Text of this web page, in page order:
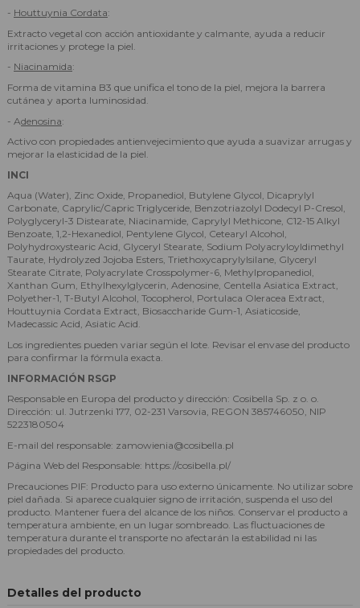
- Houttuynia Cordata:
Extracto vegetal con acción antioxidante y calmante, ayuda a reducir
irritaciones y protege la piel.
- Niacinamida:
Forma de vitamina B3 que unifica el tono de la piel, mejora la barrera
cutánea y aporta luminosidad.
- Adenosina:
Activo con propiedades antienvejecimiento que ayuda a suavizar arrugas y
mejorar la elasticidad de la piel.
INCI
Aqua (Water), Zinc Oxide, Propanediol, Butylene Glycol, Dicaprylyl
Carbonate, Caprylic/Capric Triglyceride, Benzotriazolyl Dodecyl P-Cresol,
Polyglyceryl-3 Distearate, Niacinamide, Caprylyl Methicone, C12-15 Alkyl
Benzoate, 1,2-Hexanediol, Pentylene Glycol, Cetearyl Alcohol,
Polyhydroxystearic Acid, Glyceryl Stearate, Sodium Polyacryloyldimethyl
Taurate, Hydrolyzed Jojoba Esters, Triethoxycaprylylsilane, Glyceryl
Stearate Citrate, Polyacrylate Crosspolymer-6, Methylpropanediol,
Xanthan Gum, Ethylhexylglycerin, Adenosine, Centella Asiatica Extract,
Polyether-1, T-Butyl Alcohol, Tocopherol, Portulaca Oleracea Extract,
Houttuynia Cordata Extract, Biosaccharide Gum-1, Asiaticoside,
Madecassic Acid, Asiatic Acid.
Los ingredientes pueden variar según el lote. Revisar el envase del producto
para confirmar la fórmula exacta.
INFORMACIÓN RSGP
Responsable en Europa del producto y dirección: Cosibella Sp. z o. o.
Dirección: ul. Jutrzenki 177, 02-231 Varsovia, REGON 385746050, NIP
5223180504
E-mail del responsable: zamowienia@cosibella.pl
Página Web del Responsable: https://cosibella.pl/
Precauciones PIF: Producto para uso externo únicamente. No utilizar sobre
piel dañada. Si aparece cualquier signo de irritación, suspenda el uso del
producto. Mantener fuera del alcance de los niños. Conservar el producto a
temperatura ambiente, en un lugar sombreado. Las fluctuaciones de
temperatura durante el transporte no afectarán la estabilidad ni las
propiedades del producto.
Detalles del producto